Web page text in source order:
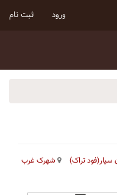
ورود ثبت نام
سیار(فود تراک) شهرک غرب